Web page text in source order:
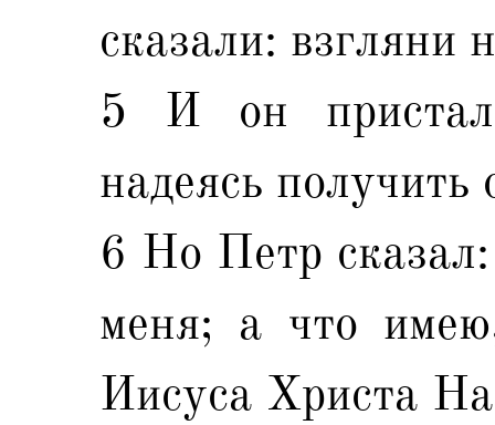
сказали: взгляни
5 И он
надеясь
6 Но Петр сказал:
меня; а что
Иисуса Христа